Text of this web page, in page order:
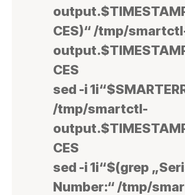
CES)“ /tmp/
CES
sed -i
/tmp/smartctl-
CES
sed -i 1i“$(grep
Number:“ /tmp/